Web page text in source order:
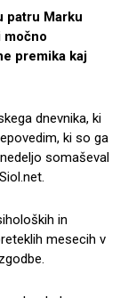
patru Marku
močno
premika kaj
dnevnika, ki
ki so ga
somaševal
in
mesecih v